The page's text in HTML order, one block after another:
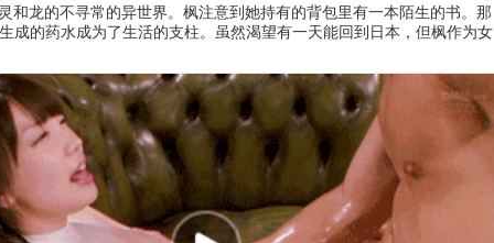
成的药水成为了生活的支柱。虽然渴望有一天能回到日本，但枫作为女